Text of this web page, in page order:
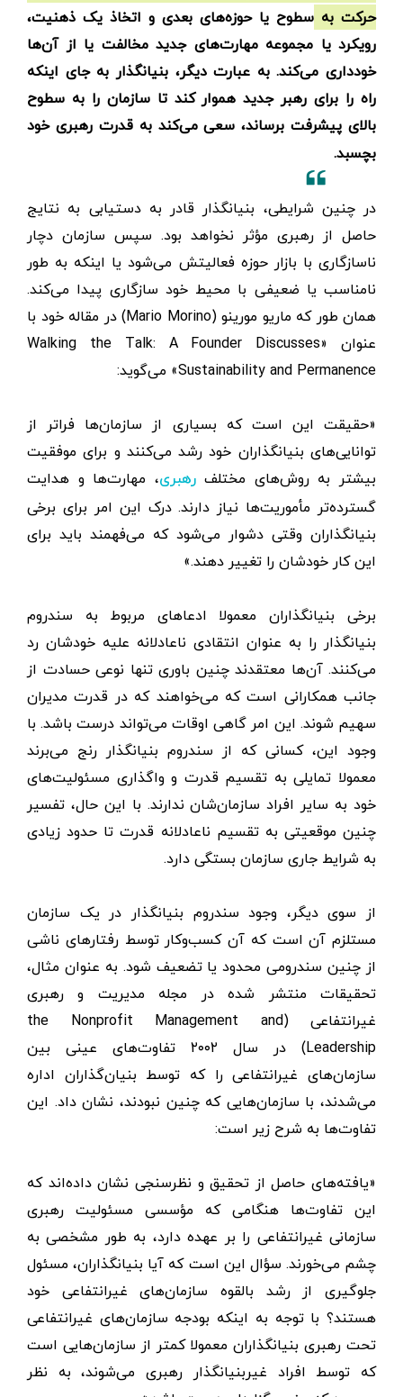
حرکت به سطوح یا حوزه‌های بعدی و اتخاذ یک ذهنیت،
رویکرد یا مجموعه مهارت‌های جدید مخالفت یا از آن‌ها
خودداری می‌کند. به عبارت دیگر، بنیانگذار به جای اینکه
راه را برای رهبر جدید هموار کند تا سازمان را به سطوح
بالای پیشرفت برساند، سعی می‌کند به قدرت رهبری خود
بچسبد.
در چنین شرایطی، بنیانگذار قادر به دستیابی به نتایج
حاصل از رهبری مؤثر نخواهد بود. سپس سازمان دچار
ناسازگاری با بازار حوزه فعالیتش می‌شود یا اینکه به طور
نامناسب یا ضعیفی با محیط خود سازگاری پیدا می‌کند.
همان طور که ماریو مورینو (Mario Morino) در مقاله خود با
عنوان «Walking the Talk: A Founder Discusses
Sustainability and Permanence» می‌گوید:
«حقیقت این است که بسیاری از سازمان‌ها فراتر از
توانایی‌های بنیانگذاران خود رشد می‌کنند و برای موفقیت
بیشتر به روش‌های مختلفرهبری، مهارت‌ها و هدایت‌
گسترده‌تر مأموریت‌ها نیاز دارند. درک این امر برای برخی
بنیانگذاران وقتی دشوار می‌شود که می‌فهمند باید برای
این کار خودشان را تغییر دهند.»
برخی بنیانگذاران معمولا ادعاهای مربوط به سندروم
بنیانگذار را به عنوان انتقادی ناعادلانه علیه خودشان رد
می‌کنند. آن‌ها معتقدند چنین باوری تنها نوعی حسادت از
جانب همکارانی است که می‌خواهند که در قدرت مدیران
سهیم شوند. این امر گاهی اوقات می‌تواند درست باشد. با
وجود این، کسانی که از سندروم بنیانگذار رنج می‌برند
معمولا تمایلی به تقسیم قدرت و واگذاری مسئولیت‌های
خود به سایر افراد سازمان‌شان ندارند. با این حال، تفسیر
چنین موقعیتی به تقسیم ناعادلانه قدرت تا حدود زیادی
به شرایط جاری سازمان بستگی دارد.
از سوی دیگر، وجود سندروم بنیانگذار در یک سازمان
مستلزم آن است که آن کسب‌وکار توسط رفتارهای ناشی
از چنین سندرومی محدود یا تضعیف شود. به عنوان مثال،
تحقیقات منتشر شده در مجله مدیریت و رهبری
غیرانتفاعی (the Nonprofit Management and
Leadership) در سال ۲۰۰۲ تفاوت‌های عینی بین
سازمان‌های غیرانتفاعی را که توسط بنیان‌گذاران اداره
می‌شدند، با سازمان‌هایی که چنین نبودند، نشان داد. این
تفاوت‌ها به شرح زیر است:
«یافته‌های حاصل از تحقیق و نظرسنجی نشان داده‌اند که
این تفاوت‌ها هنگامی که مؤسسی مسئولیت رهبری
سازمانی غیرانتفاعی را بر عهده دارد، به طور مشخصی به
چشم می‌خورند. سؤال این است که آیا بنیانگذاران، مسئول
جلوگیری از رشد بالقوه سازمان‌های غیرانتفاعی خود
هستند؟ با توجه به اینکه بودجه سازمان‌های غیرانتفاعی
تحت رهبری بنیانگذاران معمولا کمتر از سازمان‌هایی است
که توسط افراد غیربنیانگذار رهبری می‌شوند، به نظر